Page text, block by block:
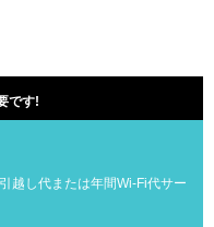
です!
越し代または年間Wi-Fi代サー